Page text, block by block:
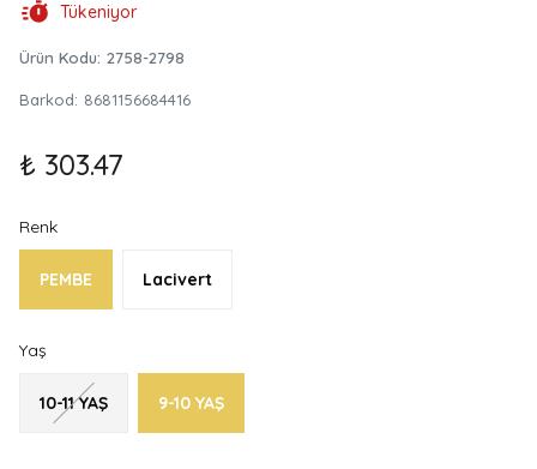
Tükeniyor
Ürün Kodu: 2758-2798
Barkod: 8681156684416
₺ 303.47
Renk
PEMBE Lacivert
Yaş
10-11 YAŞ 9-10 YAŞ